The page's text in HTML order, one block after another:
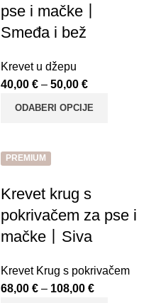
pse i mačke丨
Smeđa i bež
Krevet u džepu
40,00 € – 50,00 €
ODABERI OPCIJE
PREMIUM
Krevet krug s
pokrivačem za pse i
mačke丨Siva
Krevet Krug s pokrivačem
68,00 € – 108,00 €